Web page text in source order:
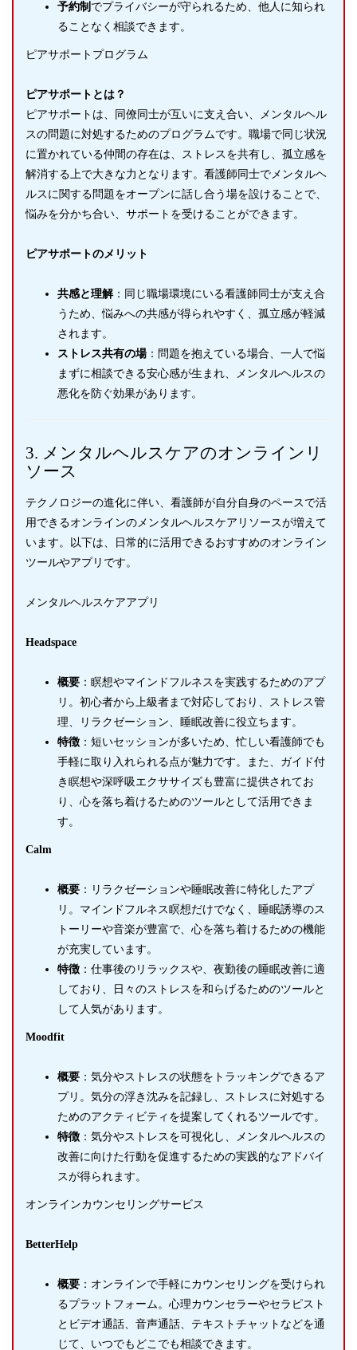
予約制 でプライバシーが守られるため、他人に知られ
ることなく相談できます。
ピアサポートプログラム
ピアサポートとは？
ピアサポートは、同僚同士が互いに支え合い、メンタルヘル
スの問題に対処するためのプログラムです。職場で同じ状況
に置かれている仲間の存在は、ストレスを共有し、孤立感を
解消する上で大きな力となります。看護師同士でメンタルヘ
ルスに関する問題をオープンに話し合う場を設けることで、
悩みを分かち合い、サポートを受けることができます。
ピアサポートのメリット
共感と理解：同じ職場環境にいる看護師同士が支え合
うため、悩みへの共感が得られやすく、孤立感が軽減
されます。
ストレス共有の場：問題を抱えている場合、一人で悩
まずに相談できる安心感が生まれ、メンタルヘルスの
悪化を防ぐ効果があります。
3. メンタルヘルスケアのオンラインリ
ソース
テクノロジーの進化に伴い、看護師が自分自身のペースで活
用できるオンラインのメンタルヘルスケアリソースが増えて
います。以下は、日常的に活用できるおすすめのオンライン
ツールやアプリです。
メンタルヘルスケアアプリ
Headspace
概要 ：瞑想やマインドフルネスを実践するためのアプ
リ。初心者から上級者まで対応しており、ストレス管
理、リラクゼーション、睡眠改善に役立ちます。
特徴 ：短いセッションが多いため、忙しい看護師でも
手軽に取り入れられる点が魅力です。また、ガイド付
き瞑想や深呼吸エクササイズも豊富に提供されてお
り、心を落ち着けるためのツールとして活用できま
す。
Calm
概要 ：リラクゼーションや睡眠改善に特化したアプ
リ。マインドフルネス瞑想だけでなく、睡眠誘導のス
トーリーや音楽が豊富で、心を落ち着けるための機能
が充実しています。
特徴 ：仕事後のリラックスや、夜勤後の睡眠改善に適
しており、日々のストレスを和らげるためのツールと
して人気があります。
Moodfit
概要 ：気分やストレスの状態をトラッキングできるア
プリ。気分の浮き沈みを記録し、ストレスに対処する
ためのアクティビティを提案してくれるツールです。
特徴 ：気分やストレスを可視化し、メンタルヘルスの
改善に向けた行動を促進するための実践的なアドバイ
スが得られます。
オンラインカウンセリングサービス
BetterHelp
概要 ：オンラインで手軽にカウンセリングを受けられ
るプラットフォーム。心理カウンセラーやセラピスト
とビデオ通話、音声通話、テキストチャットなどを通
じて、いつでもどこでも相談できます。